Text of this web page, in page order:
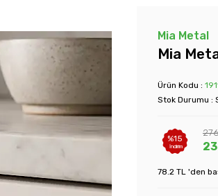
Mia Metal
Mia
Ürün Kodu :
Stok Durumu :
%15
İndirim
78.2 TL 'den